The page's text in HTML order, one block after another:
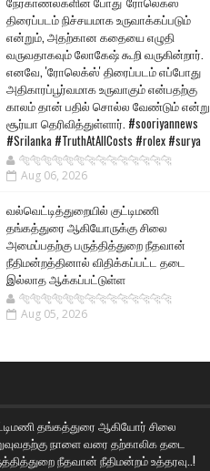
திரைப்படம் நிச்சயமாக உருவாக்கப்படும்
என்றும், அதற்கான கதையை எழுதி
வருவதாகவும் லோகேஷ் கூறி வருகின்றார்.
எனவே, 'ரோலெக்ஸ்' திரைப்படம் எப்போது
அதிகாரப்பூர்வமாக உருவாகும் என்பதற்கு
காலம் தான் பதில் சொல்ல வேண்டும் என்று
சூர்யா தெரிவித்துள்ளார். #sooriyannews
#Srilanka #TruthAtAllCosts #rolex #surya
🐅🐅🐅🐅🐅🐅🐆🐆🐆🐆🐆🐆🐆🐆
Aug 06, 2026
வல்வெட்டித்துறையில் குட்டிமணி
தங்கத்துரை ஆகியோருக்கு சிலை
அமைப்பதற்கு பருத்தித்துறை நீதவான்
நீதிமன்றத்தினால் விதிக்கப்பட்ட தடை
இல்லாத ஆக்கப்பட்டுள்ள
🐅🐅🐅🐅🐅🐅🐆🐆🐆🐆🐆🐆🐆🐆
Aug 05, 2026
தங்கத்துரை ஆகியோர் சிலை
நாளை வரை தற்காலிக தடை
நீதவான் நீதிமன்றம் உத்தரவு..!